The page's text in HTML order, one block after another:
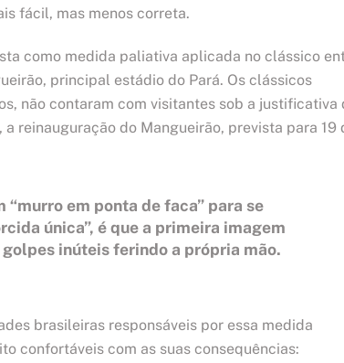
fácil, mas menos correta.
como medida paliativa aplicada no clássico
principal estádio do Pará. Os clássicos
não contaram com visitantes sob a justificativa
reinauguração do Mangueirão, prevista para 19
em ponta de faca” para se
única”, é que a primeira imagem
inúteis ferindo a própria mão.
brasileiras responsáveis por essa medida
confortáveis com as suas consequências: